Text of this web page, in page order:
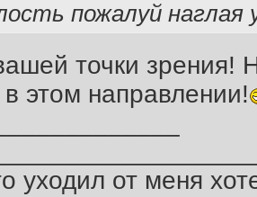
пожалуй наглая
точки
этом направлении!
уходил от меня